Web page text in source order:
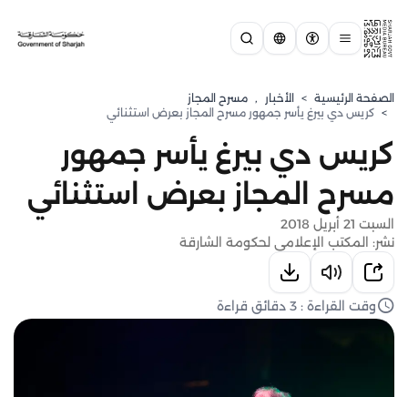
الصفحة الرئيسية > الأخبار , مسرح المجاز
> كريس دي بيرغ يأسر جمهور مسرح المجاز بعرض استثنائي
كريس دي بيرغ يأسر جمهور
مسرح المجاز بعرض استثنائي
السبت 21 أبريل 2018
نشر: المكتب الإعلامي لحكومة الشارقة
وقت القراءة : 3 دقائق قراءة